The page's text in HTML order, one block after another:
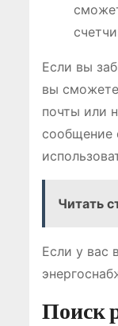
Если вы
вы сможете
почты или
сообщение
Читать
Если у вас
Поиск